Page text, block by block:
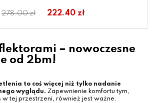
278.00 zł 222.40 zł
– nowoczesne
od 2bm!
to coś więcej niż tylko nadanie
wyglądu. Zapewnienie komfortu tym,
w tej przestrzeni, również jest ważne.